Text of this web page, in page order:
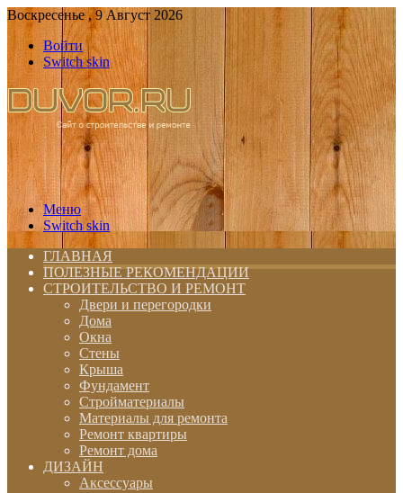
Воскресенье , 9 Август 2026
Войти
Switch skin
Меню
Switch skin
ГЛАВНАЯ
ПОЛЕЗНЫЕ РЕКОМЕНДАЦИИ
СТРОИТЕЛЬСТВО И РЕМОНТ
Двери и перегородки
Дома
Окна
Стены
Крыша
Фундамент
Стройматериалы
Материалы для ремонта
Ремонт квартиры
Ремонт дома
ДИЗАЙН
Аксессуары